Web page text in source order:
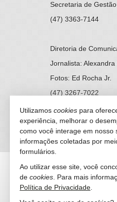
Secretaria de
(47) 3363-7144
Diretoria de
Jornalista:
Fotos: Ed Rocha Jr.
(47) 3267-7022
https://
NEW IMÓVEIS
Rua 1500, 820
Centro - 88330-526
Balneário
Utilizamos cookies para
experiência, melhorar o
como você interage em nosso
informações coletadas por
formulários.
Ao utilizar esse site, você
de cookies . Para mais
Política de Privacidade